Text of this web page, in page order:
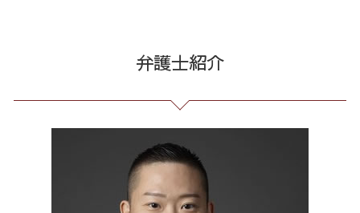
還付金詐欺 戻ってくる
詐欺 悪質
詐欺 被害 お金 戻っ て くる
自己破産 メリット デメリット
借金 債務整理 メリット
個人再生 再生計画
破産法 自己破産
債務整理 期間 支払
個人再生 手続き 流れ
労務 トラブル
臨床法務 とは
戦略法務 とは
パワハラ 相談 解決
誹謗中傷 逮捕
誹謗中傷 SNS
爆サイ 誹謗中傷
Twitter 誹謗中傷
誹謗中傷 削除
誹謗中傷 被害
個人再生 全国 相談
マルチ商法 23区 弁護士
消費者被害 23区 弁護士
企業法務 23区 相談
通販 詐欺 23区 弁護士
債務整理 全国 弁護士
労働問題 東京都 弁護士
弁護士紹介